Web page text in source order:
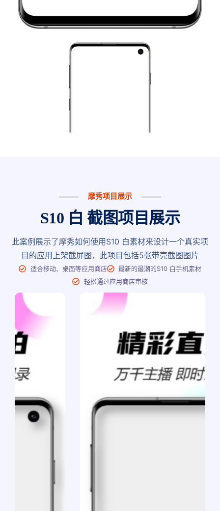
摩秀项目展示
S10 白 截图项目展示
此案例展示了摩秀如何使用S10 白素材来设计一个真实项
目的应用上架截屏图，此项目包括5张带壳截图图片
适合移动、桌面等应用商店
最新的最潮的S10 白手机素材
轻松通过应用商店审核